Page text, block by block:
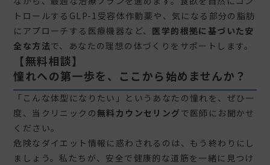
トロールするGLP-1受容体作動薬や、気になる部分の脂肪
にアプローチする医療機器など、 医学的根拠に基づいた安
全な方法で、あなたの理想の体づくりをサポートします。
【無料相談】
憧れへの第一歩を、ここから始めませんか？
「こんな体型になりたい」というあなたの憧れを、ぜひ一
度、当クリニックの 無料カウンセリングで医師にお聞かせ
ください。
危険なダイエット情報に惑わされるのは、もう終わりにし
ましょう。私たちが、安全で健康的な道筋を一緒に見つけ